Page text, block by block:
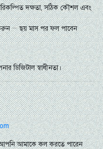
দক্ষতা, সঠিক কৌশল এবং
— ছয় মাস পর ফল পাবেন
স্বাধীনতা।
আপনি আমাকে কল করতে পারেন